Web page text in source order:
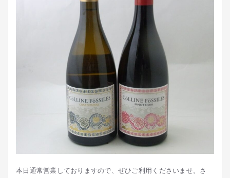
本日通常営業しておりますので、ぜひご利用くださいませ。さ